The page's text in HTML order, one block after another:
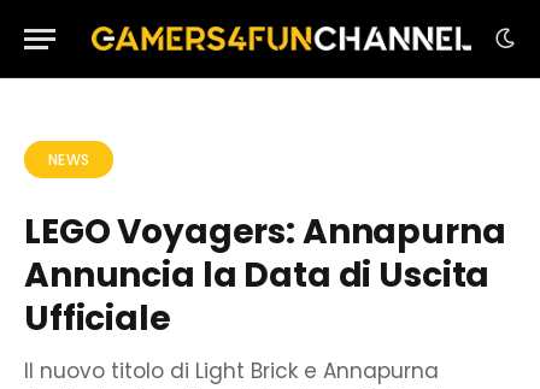
NEWS
LEGO Voyagers: Annapurna
Annuncia la Data di Uscita
Ufficiale
Il nuovo titolo di Light Brick e Annapurna